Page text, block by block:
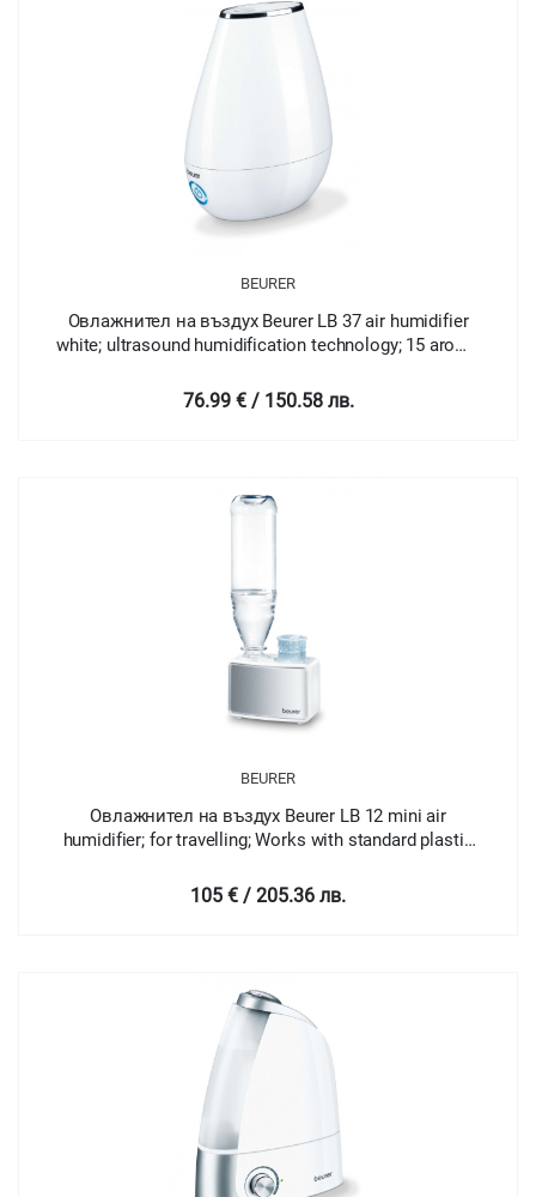
BEURER
Овлажнител на въздух Beurer LB 37 air humidifier
white; ultrasound humidification technology; 15 aroma
76.99 € / 150.58 лв.
BEURER
Овлажнител на въздух Beurer LB 12 mini air
humidifier; for travelling; Works with standard plastic
105 € / 205.36 лв.